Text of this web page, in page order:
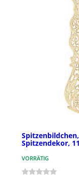
Spitzendekor,
VORRÄTIG